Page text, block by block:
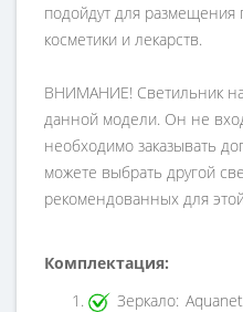
подойдут для размещения
косметики и лекарств.
ВНИМАНИЕ! Светильник
данной модели. Он не
необходимо заказывать
можете выбрать другой
рекомендованных для
Комплектация:
Зеркало: